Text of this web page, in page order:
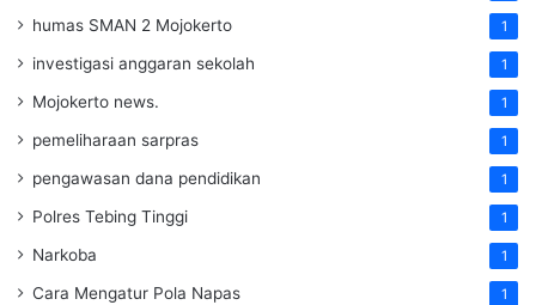
humas SMAN 2 Mojokerto 1
investigasi anggaran sekolah 1
Mojokerto news. 1
pemeliharaan sarpras 1
pengawasan dana pendidikan 1
Polres Tebing Tinggi 1
Narkoba 1
Cara Mengatur Pola Napas 1